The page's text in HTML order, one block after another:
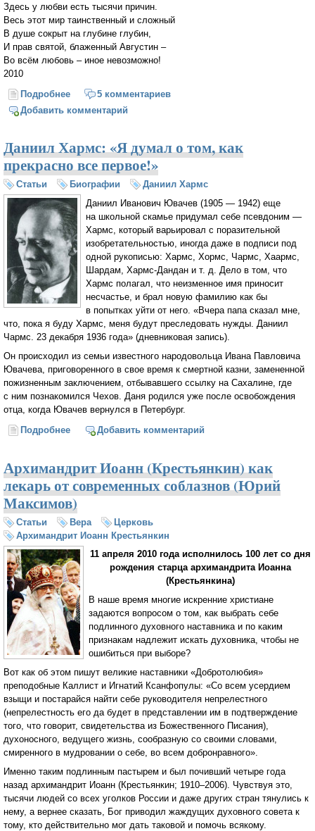
Здесь у любви есть тысячи причин.
Весь этот мир таинственный и сложный
В душе сокрыт на глубине глубин,
И прав святой, блаженный Августин –
Во всём любовь – иное невозможно!
2010
Подробнее о Любовь5 комментариев
Добавить комментарий
Даниил Хармс: «Я думал о том, как
прекрасно все первое!»
Статьи Биографии
Даниил Хармс
Даниил Иванович Ювачев (1905 — 1942) еще
на школьной скамье придумал себе псевдоним —
Хармс, который варьировал с поразительной
изобретательностью, иногда даже в подписи под
одной рукописью: Хармс, Хормс, Чармс, Хаармс,
Шардам, Хармс-Дандан и т. д. Дело в том, что
Хармс полагал, что неизменное имя приносит
несчастье, и брал новую фамилию как бы
в попытках уйти от него. «Вчера папа сказал мне,
что, пока я буду Хармс, меня будут преследовать нужды. Даниил
Чармс. 23 декабря 1936 года» (дневниковая запись).
Он происходил из семьи известного народовольца Ивана Павловича
Ювачева, приговоренного в свое время к смертной казни, замененной
пожизненным заключением, отбывавшего ссылку на Сахалине, где
с ним познакомился Чехов. Даня родился уже после освобождения
отца, когда Ювачев вернулся в Петербург.
Подробнее о Даниил Хармс: «Я думал о том, как прекрасно все
Добавить комментарий
Архимандрит Иоанн (Крестьянкин) как
лекарь от современных соблазнов (Юрий
Максимов)
Статьи Вера
Церковь
Архимандрит Иоанн Крестьянкин
11 апреля 2010 года исполнилось 100 лет со дня
рождения старца архимандрита Иоанна
(Крестьянкина)
В наше время многие искренние христиане
задаются вопросом о том, как выбрать себе
подлинного духовного наставника и по каким
признакам надлежит искать духовника, чтобы не
ошибиться при выборе?
Вот как об этом пишут великие наставники «Добротолюбия»
преподобные Каллист и Игнатий Ксанфопулы: «Со всем усердием
взыщи и постарайся найти себе руководителя непрелестного
(непрелестность его да будет в представлении им в подтверждение
того, что говорит, свидетельства из Божественного Писания),
духоносного, ведущего жизнь, сообразную со своими словами,
смиренного в мудровании о себе, во всем добронравного».
Именно таким подлинным пастырем и был почивший четыре года
назад архимандрит Иоанн (Крестьянкин; 1910–2006). Чувствуя это,
тысячи людей со всех уголков России и даже других стран тянулись к
нему, а вернее сказать, Бог приводил жаждущих духовного совета к
тому, кто действительно мог дать таковой и помочь всякому.